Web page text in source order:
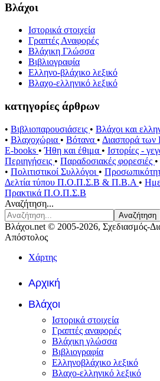
Βλάχοι
Ιστορικά στοιχεία
Γραπτές Αναφορές
Βλάχικη Γλώσσα
Βιβλιογραφία
Ελληνο-βλάχικο λεξικό
Βλαχο-ελληνικό λεξικό
κατηγορίες άρθρων
• Βιβλιοπαρουσιάσεις • Βλάχοι και
• Βλαχοχώρια • Βότανα • Διασπορά των
E-books •Ήθη και έθιμα • Ιστορίες -
Περιηγήσεις • Παραδοσιακές φορεσιές •
• Πολιτιστικοί Συλλόγοι •
Δελτία τύπου Π.Ο.Π.Σ.Β & Π.Β.Α •
Πρακτικά Π.Ο.Π.Σ.Β
Αναζήτηση...
Αναζήτηση
Βλάχοι.net © 2005-2026, Σχεδιασμός-
Απόστολος
Χάρτης
Αρχική
Βλάχοι
Ιστορικά στοιχεία
Γραπτές αναφορές
Βλάχικη γλώσσα
Βιβλιογραφία
Ελληνοβλάχικο λεξικό
Βλαχο-ελληνικό λεξικό